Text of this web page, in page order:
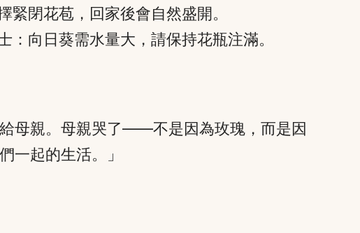
閉花苞，回家後會自然盛開。
向日葵需水量大，請保持花瓶注滿。
母親。母親哭了——不是因為玫瑰，而是因
一起的生活。」